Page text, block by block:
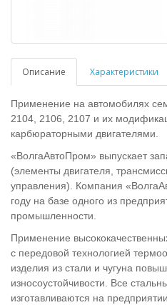
Описание Характеристики
Применение на автомобилях
2104, 2106, 2107 и их
карбюраторными двигателями.
«ВолгаАвтоПром» выпускает
(элементы двигателя,
управления). Компания
году на базе одного из
промышленности.
Применение
с передовой технологией
изделия из стали и чугуна
износоустойчивости. Все
изготавливаются на